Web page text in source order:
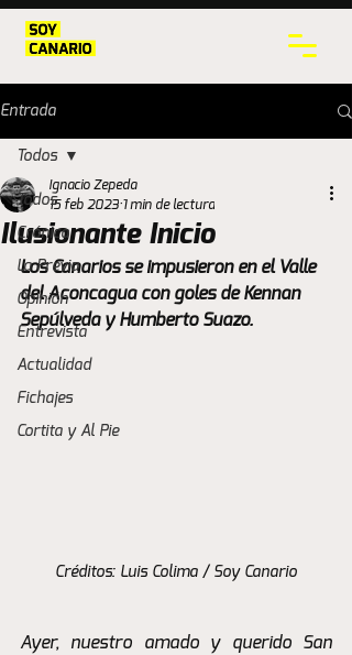
Entrada
Todos
Crónica
La Previa
Opinión
Entrevista
Actualidad
Fichajes
Cortita y Al Pie
Todos
Ilusionante Inicio
Ignacio Zepeda
15 feb 2023 1 min de lectura
Los Canarios se impusieron en el Valle
del Aconcagua con goles de Kennan
Sepúlveda y Humberto Suazo.
Créditos: Luis Colima / Soy Canario
Ayer, nuestro amado y querido San